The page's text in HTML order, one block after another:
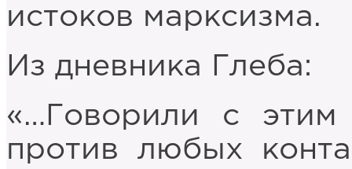
истоков марксизма.
Из дневника Глеба:
«…Говорили с этим
против любых